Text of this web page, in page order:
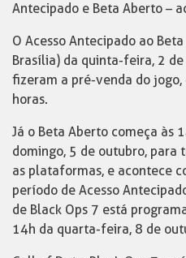
Antecipado e Beta Aberto –
O Acesso Antecipado ao
Brasília) da quinta-feira, 2
fizeram a pré-venda do
horas.
Já o Beta Aberto começa às
domingo, 5 de outubro, para
as plataformas, e acontece
período de Acesso
de Black Ops 7 está
14h da quarta-feira, 8 de